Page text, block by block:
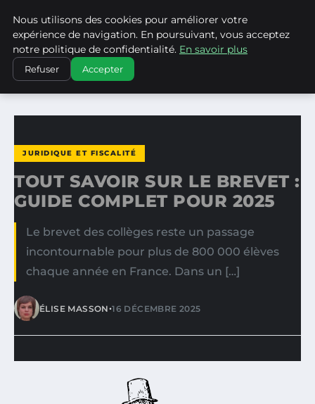
WP CAPE
ACCUEIL
JURIDIQUE ET FISCALITÉ
TOUT SAVOIR SUR LE BREVET : GUIDE COMPLET POUR 2025
JURIDIQUE ET FISCALITÉ
TOUT SAVOIR SUR LE BREVET :
GUIDE COMPLET POUR 2025
Le brevet des collèges reste un passage
incontournable pour plus de 800 000 élèves
chaque année en France. Dans un […]
ÉLISE MASSON•16 DÉCEMBRE 2025
Nous utilisons des cookies pour améliorer votre
expérience de navigation. En poursuivant, vous acceptez
notre politique de confidentialité. En savoir plus
Refuser Accepter